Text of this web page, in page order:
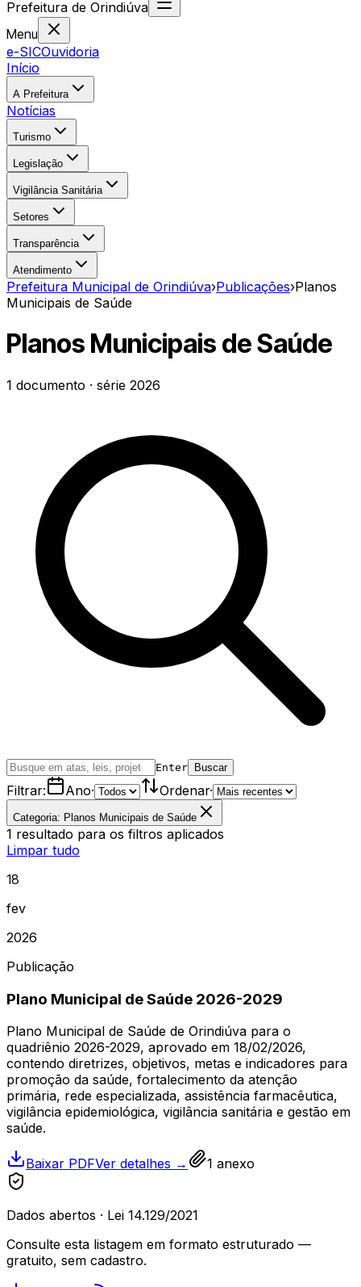
Prefeitura de Orindiúva
Menu
e-SICOuvidoria
Início
A Prefeitura
Notícias
Turismo
Legislação
Vigilância Sanitária
Setores
Transparência
Atendimento
Prefeitura Municipal de Orindiúva›Publicações›Planos
Municipais de Saúde
Planos Municipais de Saúde
1 documento · série 2026
Enter Buscar
Filtrar: Ano· Ordenar·
Categoria: Planos Municipais de Saúde
1 resultado para os filtros aplicados
Limpar tudo
18
fev
2026
Publicação
Plano Municipal de Saúde 2026-2029
Plano Municipal de Saúde de Orindiúva para o
quadriênio 2026-2029, aprovado em 18/02/2026,
contendo diretrizes, objetivos, metas e indicadores para
promoção da saúde, fortalecimento da atenção
primária, rede especializada, assistência farmacêutica,
vigilância epidemiológica, vigilância sanitária e gestão em
saúde.
Baixar PDFVer detalhes → 1 anexo
Dados abertos · Lei 14.129/2021
Consulte esta listagem em formato estruturado —
gratuito, sem cadastro.